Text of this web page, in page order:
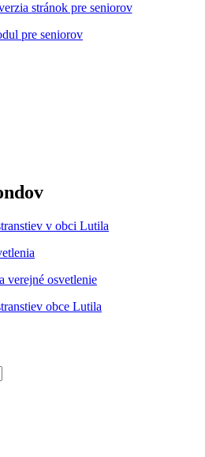
stránok pre seniorov
v obci Lutila
verejné osvetlenie
obce Lutila